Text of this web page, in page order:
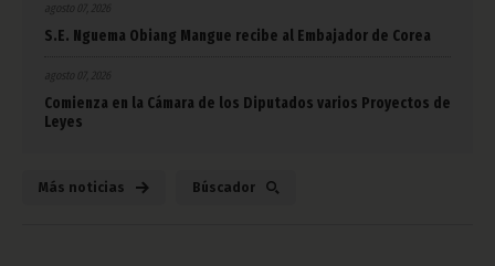
agosto 07, 2026
S.E. Nguema Obiang Mangue recibe al Embajador de Corea
agosto 07, 2026
Comienza en la Cámara de los Diputados varios Proyectos de
Leyes
Más noticias Búscador